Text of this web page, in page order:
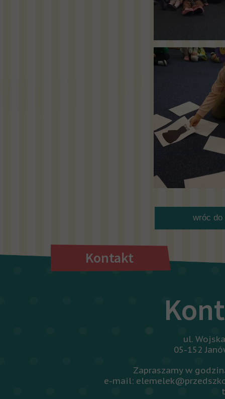
Kontakt
ul.
05-152
Zapraszamy w
e-mail:
wróc do